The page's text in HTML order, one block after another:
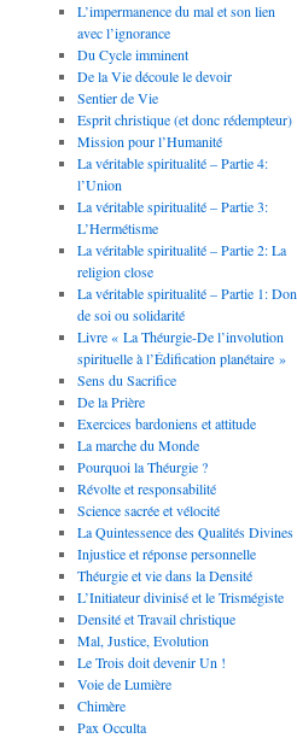
L’impermanence du mal et son lien
avec l’ignorance
Du Cycle imminent
De la Vie découle le devoir
Sentier de Vie
Esprit christique (et donc rédempteur)
Mission pour l’Humanité
La véritable spiritualité – Partie 4:
l’Union
La véritable spiritualité – Partie 3:
L’Hermétisme
La véritable spiritualité – Partie 2: La
religion close
La véritable spiritualité – Partie 1: Don
de soi ou solidarité
Livre « La Théurgie-De l’involution
spirituelle à l’Édification planétaire »
Sens du Sacrifice
De la Prière
Exercices bardoniens et attitude
La marche du Monde
Pourquoi la Théurgie ?
Révolte et responsabilité
Science sacrée et vélocité
La Quintessence des Qualités Divines
Injustice et réponse personnelle
Théurgie et vie dans la Densité
L’Initiateur divinisé et le Trismégiste
Densité et Travail christique
Mal, Justice, Evolution
Le Trois doit devenir Un !
Voie de Lumière
Chimère
Pax Occulta